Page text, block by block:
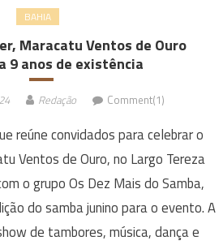
BAHIA
Maracatu Ventos de Ouro
9 anos de existência
Redação Comment(1)
reúne convidados para celebrar o
Ventos de Ouro, no Largo Tereza
o grupo Os Dez Mais do Samba,
do samba junino para o evento. A
de tambores, música, dança e